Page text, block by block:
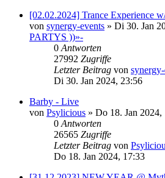
[02.02.2024] Trance Experience
von synergy-events » Di 30. Jan
PARTYS ))»-
0 Antworten
27992 Zugriffe
Letzter Beitrag von
Di 30. Jan 2024, 23:56
Barby - Live
von Psylicious » Do 18. Jan 2024,
0 Antworten
26565 Zugriffe
Letzter Beitrag von
Do 18. Jan 2024, 17:33